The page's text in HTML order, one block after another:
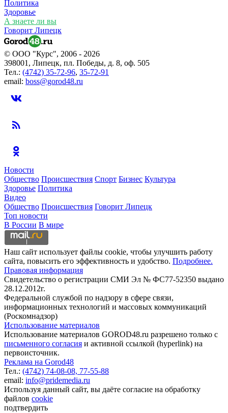
Политика
Здоровье
А знаете ли вы
Говорит Липецк
© ООО "Курс", 2006 - 2026
398001, Липецк, пл. Победы, д. 8, оф. 505
Тел.: (4742) 35-72-96, 35-72-91
email: boss@gorod48.ru
Новости
Общество Происшествия Спорт Бизнес Культура
Здоровье Политика
Видео
Общество Происшествия Говорит Липецк
Топ новости
В России В мире
Наш сайт использует файлы cookie, чтобы улучшить работу
сайта, повысить его эффективность и удобство. Подробнее.
Правовая информация
Свидетельство о регистрации СМИ Эл № ФС77-52350 выдано
28.12.2012г.
Федеральной службой по надзору в сфере связи,
информационных технологий и массовых коммуникаций
(Роскомнадзор)
Использование материалов
Использование материалов GOROD48.ru разрешено только с
письменного согласия и активной ссылкой (hyperlink) на
первоисточник.
Реклама на Gorod48
Тел.: (4742) 74-08-08, 77-55-88
email: info@pridemedia.ru
Используя данный сайт, вы даёте согласие на обработку
файлов cookie
подтвердить